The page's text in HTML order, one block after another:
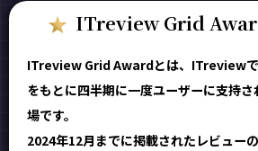
ITreview Grid
ITreview Grid Awardとは、ITreviewで
をもとに四半期に一度ユーザーに支持
場です。
2024年12月までに掲載されたレビュー